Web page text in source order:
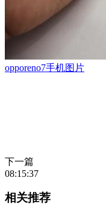
opporeno7手机图片
下一篇
08:15:37
相关推荐